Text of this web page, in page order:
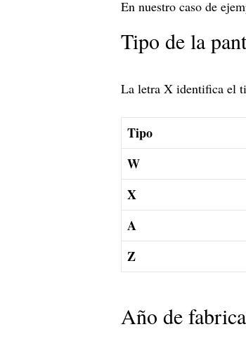
En nuestro caso de
Tipo de la
La letra X identifica el
Tipo
W
X
A
Z
Año de